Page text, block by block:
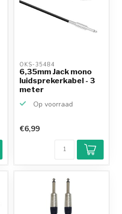
OKS-35484
6,35mm Jack mono
luidsprekerkabel - 3
meter
Op voorraad
€6,99